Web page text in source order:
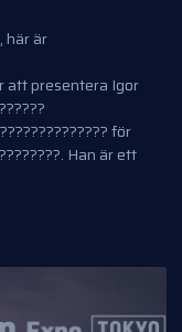
här är
att presentera Igor
för
Han är ett